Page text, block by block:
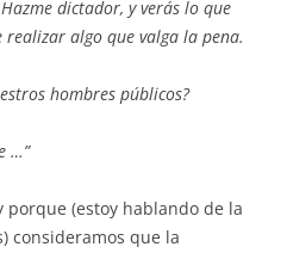
dictador, y verás lo que
algo que valga la pena.
hombres públicos?
…”
porque (estoy hablando de la
consideramos que la